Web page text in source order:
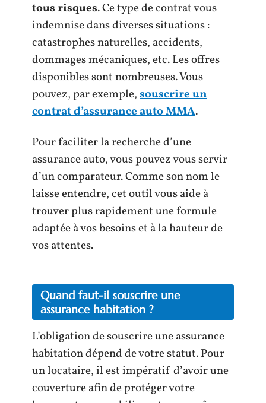
tous risques. Ce type de contrat vous
indemnise dans diverses situations :
catastrophes naturelles, accidents,
dommages mécaniques, etc. Les offres
disponibles sont nombreuses. Vous
pouvez, par exemple,souscrire un
contrat d’assurance auto MMA.
Pour faciliter la recherche d’une
assurance auto, vous pouvez vous servir
d’un comparateur. Comme son nom le
laisse entendre, cet outil vous aide à
trouver plus rapidement une formule
adaptée à vos besoins et à la hauteur de
vos attentes.
Quand faut-il souscrire une
assurance habitation ?
L’obligation de souscrire une assurance
habitation dépend de votre statut. Pour
un locataire, il est impératif d’avoir une
couverture afin de protéger votre